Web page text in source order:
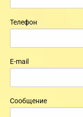
Телефон
E-mail
Сообщение